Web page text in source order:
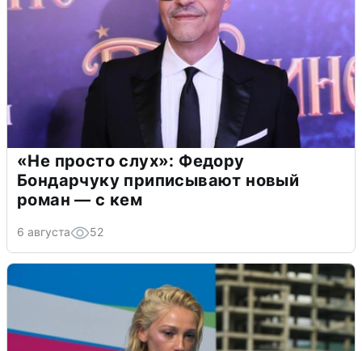
«Не просто слух»: Федору
Бондарчуку приписывают новый
роман — с кем
6 августа 52